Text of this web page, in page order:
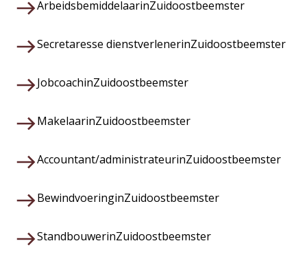
ArbeidsbemiddelaarinZuidoostbeemster
Secretaresse dienstverlenerinZuidoostbeemster
JobcoachinZuidoostbeemster
MakelaarinZuidoostbeemster
Accountant/administrateurinZuidoostbeemster
BewindvoeringinZuidoostbeemster
StandbouwerinZuidoostbeemster